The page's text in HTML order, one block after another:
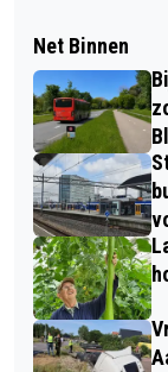
Net Binnen